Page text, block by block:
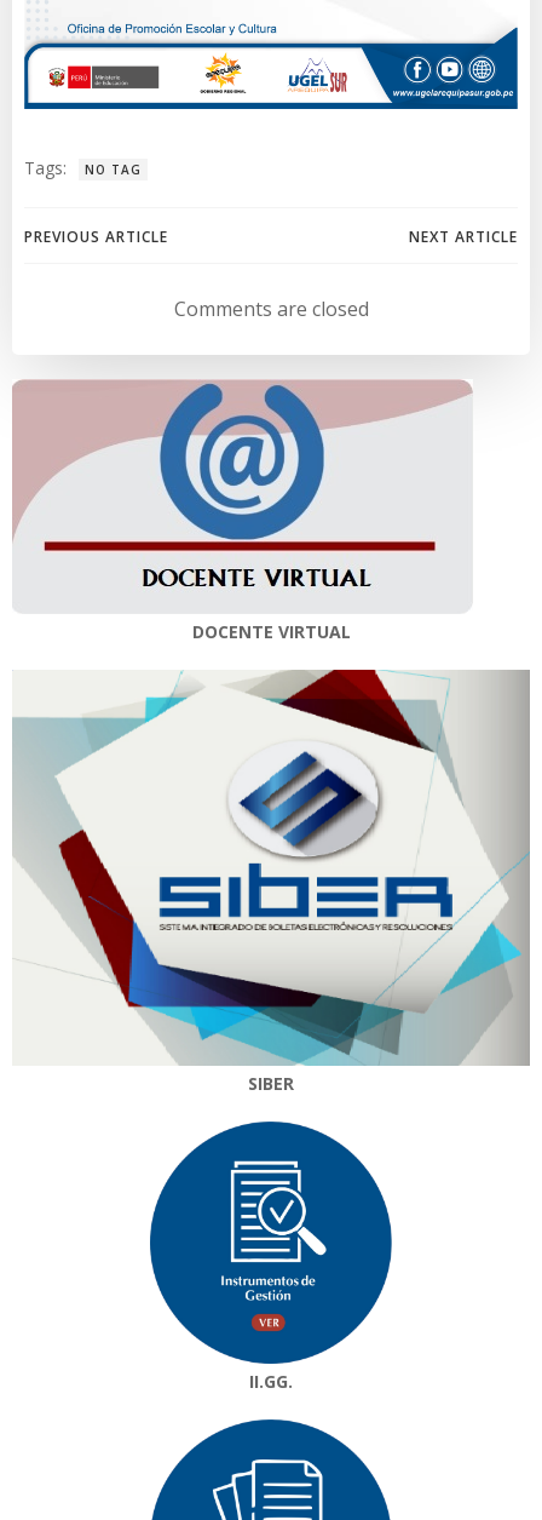
Tags: NO TAG
Navegación
entradas
PREVIOUS ARTICLE
Navegación
de
entradas
NEXT ARTICLE
Comments are closed
DOCENTE VIRTUAL
SIBER
II.GG.